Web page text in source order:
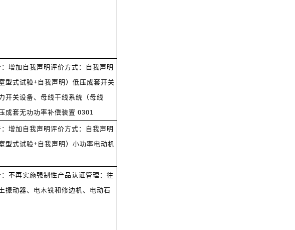
增加自我声明评价方式：自我声明
型式试验+自我声明）低压成套开关
开关设备、母线干线系统（母线
成套无功功率补偿装置 0301
增加自我声明评价方式：自我声明
型式试验+自我声明）小功率电动机
不再实施强制性产品认证管理：往
振动器、电木铣和修边机、电动石